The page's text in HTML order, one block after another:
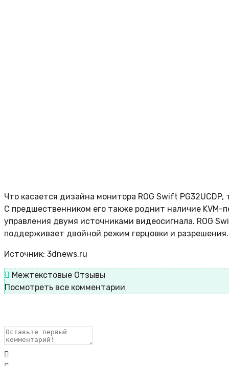
Что касается дизайна монитора ROG Swift
С предшественником его также роднит наличие KVM-
управления двумя источниками видеосигнала. ROG
поддерживает двойной режим герцовки и разрешения.
Источник: 3dnews.ru
Межтекстовые Отзывы
Посмотреть все комментарии